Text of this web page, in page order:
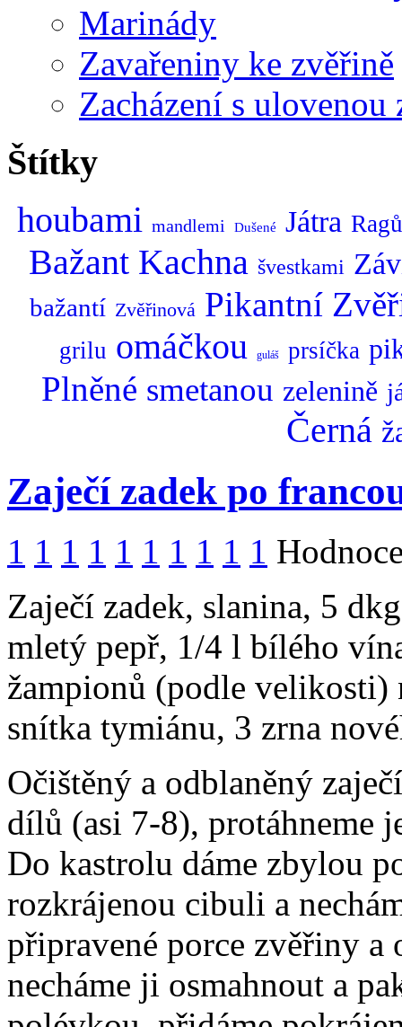
Marinády
Zavařeniny ke zvěřině
Zacházení s ulovenou
Štítky
houbami mandlemi Dušené Játra Ragů
Bažant Kachna švestkami
bažantí Zvěřinová Pikantní
grilu omáčkou guláš prsíčka
Plněné smetanou zelenině
Černá
Zaječí zadek po
1 1 1 1 1 1 1 1 1 1
Zaječí zadek, slanina, 5
mletý pepř, 1/4 l bílého
žampionů (podle
snítka tymiánu, 3 zrna
Očištěný a odblaněný
dílů (asi 7-8), protáhneme
Do kastrolu dáme zbylou
rozkrájenou cibuli a
připravené porce zvěřiny a
necháme ji osmahnout a